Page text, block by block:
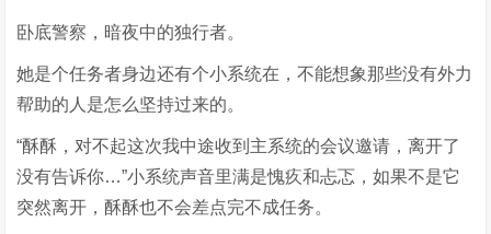
卧底警察，暗夜中的独行者。
她是个任务者身边还有个小系统在，不能想象那些没有外力
帮助的人是怎么坚持过来的。
“酥酥，对不起这次我中途收到主系统的会议邀请，离开了
没有告诉你…”小系统声音里满是愧疚和忐忑，如果不是它
突然离开，酥酥也不会差点完不成任务。